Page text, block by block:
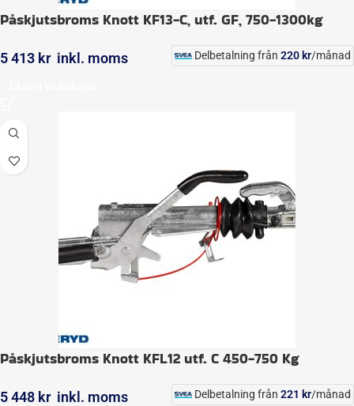
Påskjutsbroms Knott KF13-C, utf. GF, 750-1300kg
5 413 kr inkl. moms Delbetalning från 220 kr/månad
Påskjutsbroms Knott KFL12 utf. C 450-750 Kg
5 448 kr inkl. moms Delbetalning från 221 kr/månad